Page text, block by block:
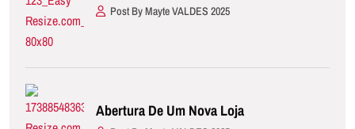
Post By Mayte VALDES 2025
Abertura De Um Nova Loja